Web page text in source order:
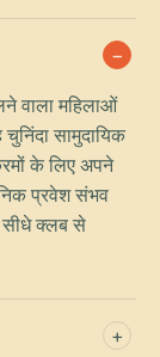
वाला महिलाओं
सामुदायिक
के लिए अपने
प्रवेश संभव
सीधे क्लब से